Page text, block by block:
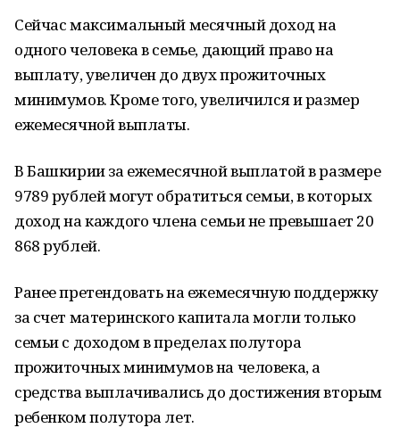
Сейчас максимальный месячный доход на
одного человека в семье, дающий право на
выплату, увеличен до двух прожиточных
минимумов. Кроме того, увеличился и размер
ежемесячной выплаты.
В Башкирии за ежемесячной выплатой в размере
9789 рублей могут обратиться семьи, в которых
доход на каждого члена семьи не превышает 20
868 рублей.
Ранее претендовать на ежемесячную поддержку
за счет материнского капитала могли только
семьи с доходом в пределах полутора
прожиточных минимумов на человека, а
средства выплачивались до достижения вторым
ребенком полутора лет.